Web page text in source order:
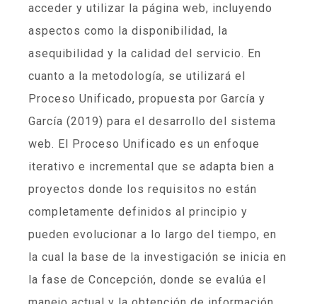
acceder y utilizar la página web, incluyendo
aspectos como la disponibilidad, la
asequibilidad y la calidad del servicio. En
cuanto a la metodología, se utilizará el
Proceso Unificado, propuesta por García y
García (2019) para el desarrollo del sistema
web. El Proceso Unificado es un enfoque
iterativo e incremental que se adapta bien a
proyectos donde los requisitos no están
completamente definidos al principio y
pueden evolucionar a lo largo del tiempo, en
la cual la base de la investigación se inicia en
la fase de Concepción, donde se evalúa el